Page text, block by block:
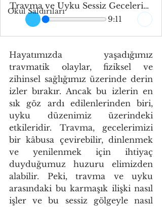
Okul Saldırıları
Travma ve Uyku Sessiz Gecelerin Gölgesi
9:11
Hayatımızda yaşadığımız
travmatik olaylar, fiziksel ve
zihinsel sağlığımız üzerinde derin
izler bırakır. Ancak bu izlerin en
sık göz ardı edilenlerinden biri,
uyku düzenimiz üzerindeki
etkileridir. Travma, gecelerimizi
bir kâbusa çevirebilir, dinlenmek
ve yenilenmek için ihtiyaç
duyduğumuz huzuru elimizden
alabilir. Peki, travma ve uyku
arasındaki bu karmaşık ilişki nasıl
işler ve bu sessiz gölgeyle nasıl